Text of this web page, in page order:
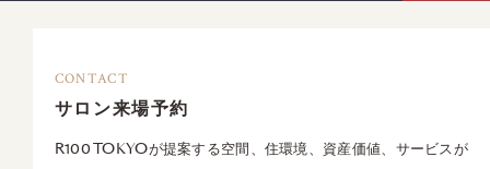
CONTACT
サロン来場予約
R100 TOKYOが提案する空間、住環境、資産価値、サービスが